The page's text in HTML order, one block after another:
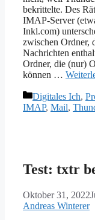
bekrittelte. Des
IMAP-Server
Inkl.com)
zwischen Ordner,
Nachrichten
Ordner, die (nur)
können …
Kategorien
Digitales Ich,
IMAP, Mail,
Test: txtr
Oktober 31, 2022
Andreas Winterer